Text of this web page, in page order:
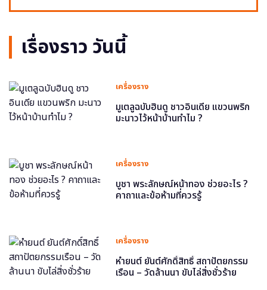
เรื่องราว วันนี้
เครื่องราง
มูเตลูฉบับฮินดู ชาวอินเดีย แขวนพริก
มะนาวไว้หน้าบ้านทำไม ?
เครื่องราง
บูชา พระลักษณ์หน้าทอง ช่วยอะไร ?
คาถาและข้อห้ามที่ควรรู้
เครื่องราง
หำยนต์ ยันต์ศักดิ์สิทธิ์ สถาปัตยกรรม
เรือน – วัดล้านนา ขับไล่สิ่งชั่วร้าย